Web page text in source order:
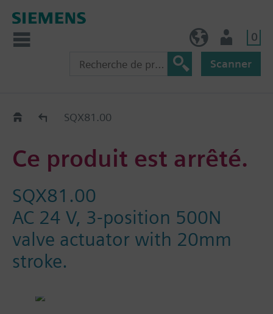
0
Scanner
Old2NewSQX81.00
Ce produit est arrêté.
SQX81.00
AC 24 V, 3-position 500N
valve actuator with 20mm
stroke.